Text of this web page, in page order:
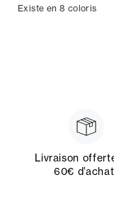
Existe en 8 coloris
Livraison
60€